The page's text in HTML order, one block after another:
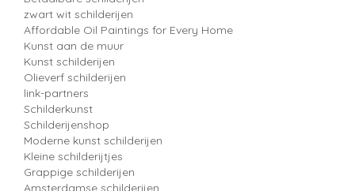
zwart wit schilderijen
Affordable Oil Paintings for Every Home
Kunst aan de muur
Kunst schilderijen
Olieverf schilderijen
link-partners
Schilderkunst
Schilderijenshop
Moderne kunst schilderijen
Kleine schilderijtjes
Grappige schilderijen
Amsterdamse schilderijen